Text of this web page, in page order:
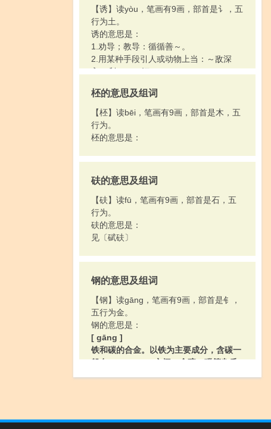
叹词，表示不以为然：～，你这话可不对
呀！
[ èi ]
叹词，表示应声或同意：～，我这就来！
[ xī ]
1.叹词，表示可恶、失意而叹惜。
【诱】读yòu，笔画有9画，部首是讠，五
行为土。
诱的意思是：
1.劝导；教导：循循善～。
2.用某种手段引人或动物上当：～敌深
入。利～。～饵。
柸的意思及组词
【柸】读bēi，笔画有9画，部首是木，五
行为。
柸的意思是：
砆的意思及组词
【砆】读fū，笔画有9画，部首是石，五
行为。
砆的意思是：
见〔碔砆〕
钢的意思及组词
【钢】读gāng，笔画有9画，部首是钅，
五行为金。
钢的意思是：
[ gāng ]
铁和碳的合金。以铁为主要成分，含碳一
般在0.2%—1.7%之间。含硫、磷等杂质
点儿。